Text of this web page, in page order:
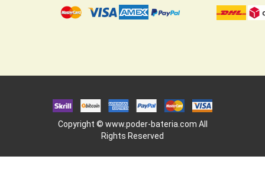
Copyright © www.poder-bateria.com All
Rights Reserved